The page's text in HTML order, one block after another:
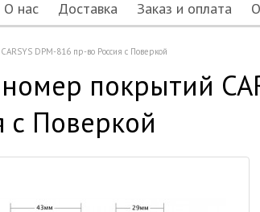
О нас Доставка Заказ и оплата
DPM-816 пр-во Россия с Поверкой
покрытий
с Поверкой